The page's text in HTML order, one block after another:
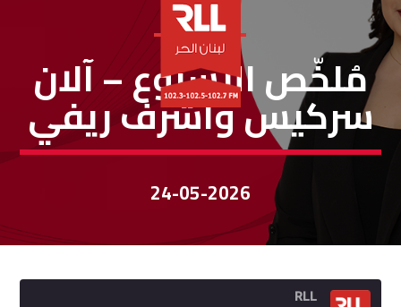
ملخص الأسبوع
مُلخّص الأسبوع – آلان
سركيس وأشرف ريفي
24-05-2026
RLL